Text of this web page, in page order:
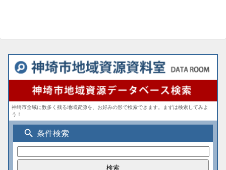
神埼市全域に数多く残る地域資源を、お好みの形で検索できます。まずは検索してみよ
う！
search 条件検索